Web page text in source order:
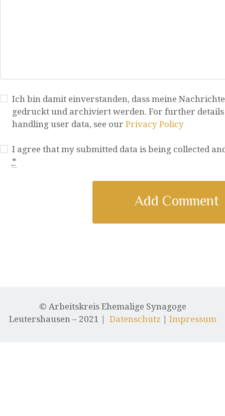
Ich bin damit einverstanden, dass meine
gedruckt und archiviert werden. For further
handling user data, see our Privacy Policy
I agree that my submitted data is being collected
*
© Arbeitskreis Ehemalige Synagoge
Leutershausen – 2021 | Datenschutz | Impressum